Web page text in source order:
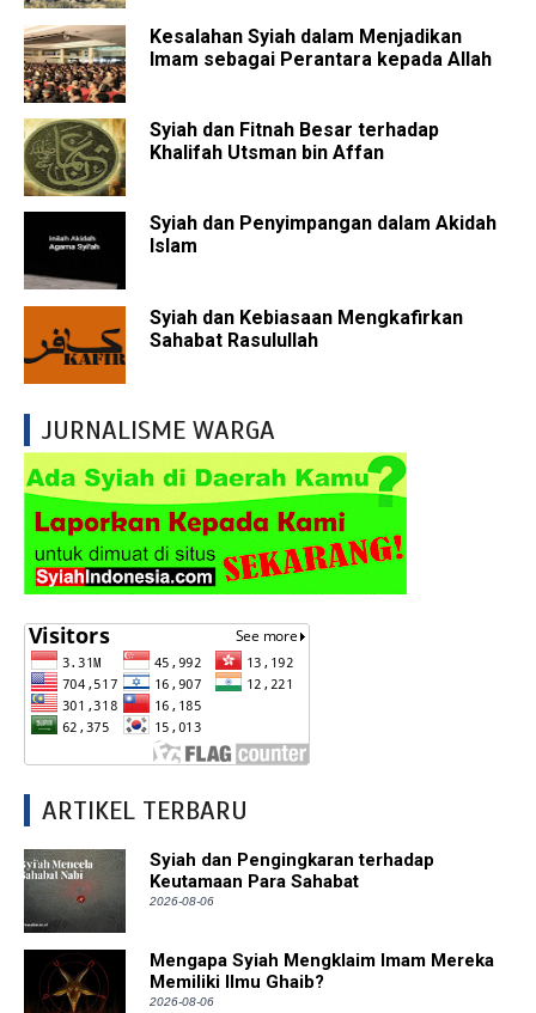
Kesalahan Syiah dalam Menjadikan
Imam sebagai Perantara kepada Allah
Syiah dan Fitnah Besar terhadap
Khalifah Utsman bin Affan
Syiah dan Penyimpangan dalam Akidah
Islam
Syiah dan Kebiasaan Mengkafirkan
Sahabat Rasulullah
JURNALISME WARGA
ARTIKEL TERBARU
Syiah dan Pengingkaran terhadap
Keutamaan Para Sahabat
2026-08-06
Mengapa Syiah Mengklaim Imam Mereka
Memiliki Ilmu Ghaib?
2026-08-06